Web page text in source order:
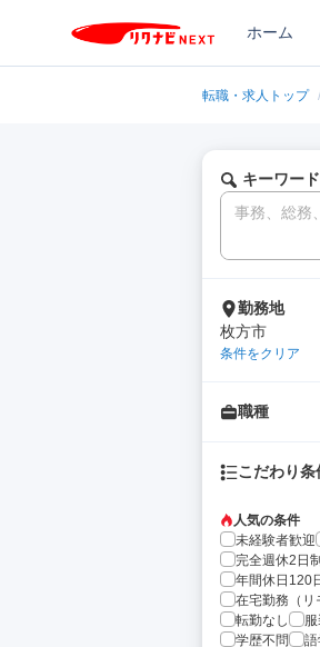
ホーム
転職・求人トップ /
キーワード
勤務地
枚方市
条件をクリア
職種
こだわり条
人気の条件
未経験者歓迎
完全週休2日制
年間休日120
在宅勤務（リ
転勤なし
学歴不問
語